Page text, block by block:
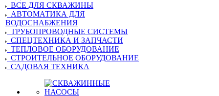
ВСЕ ДЛЯ СКВАЖИНЫ
АВТОМАТИКА ДЛЯ
ВОДОСНАБЖЕНИЯ
ТРУБОПРОВОДНЫЕ СИСТЕМЫ
СПЕЦТЕХНИКА И ЗАПЧАСТИ
ТЕПЛОВОЕ ОБОРУДОВАНИЕ
СТРОИТЕЛЬНОЕ ОБОРУДОВАНИЕ
САДОВАЯ ТЕХНИКА